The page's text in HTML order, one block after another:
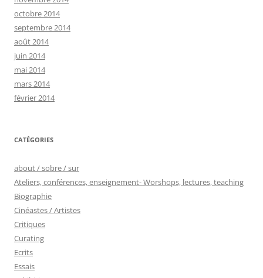
octobre 2014
septembre 2014
août 2014
juin 2014
mai 2014
mars 2014
février 2014
CATÉGORIES
about / sobre / sur
Ateliers, conférences, enseignement- Worshops, lectures, teaching
Biographie
Cinéastes / Artistes
Critiques
Curating
Ecrits
Essais